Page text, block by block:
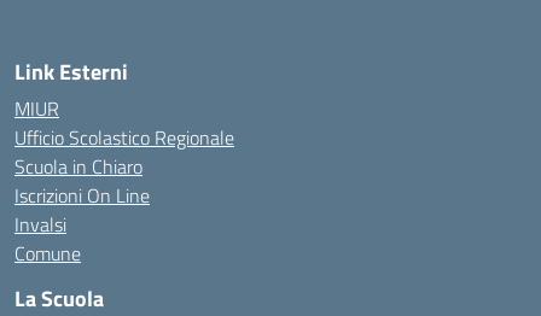
Link Esterni
MIUR
Ufficio Scolastico Regionale
Scuola in Chiaro
Iscrizioni On Line
Invalsi
Comune
La Scuola